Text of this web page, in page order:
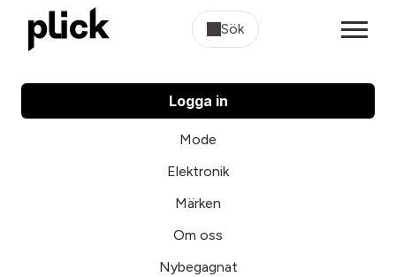
Sök
Logga in
Mode
Elektronik
Märken
Om oss
Nybegagnat